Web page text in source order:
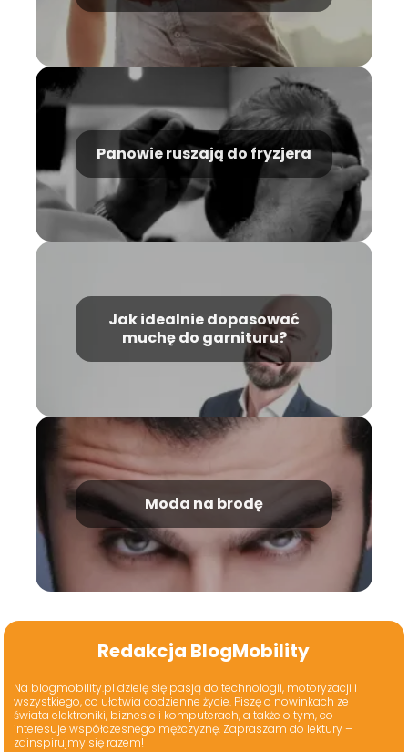
Panowie ruszają do fryzjera
Jak idealnie dopasować
muchę do garnituru?
Moda na brodę
Redakcja BlogMobility
Na blogmobility.pl dzielę się pasją do technologii, motoryzacji i
wszystkiego, co ułatwia codzienne życie. Piszę o nowinkach ze
świata elektroniki, biznesie i komputerach, a także o tym, co
interesuje współczesnego mężczyznę. Zapraszam do lektury –
zainspirujmy się razem!